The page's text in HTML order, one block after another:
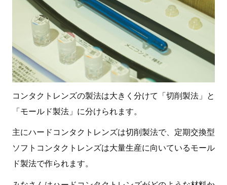
コンタクトレンズの製法は大きく分けて「切削製法」と
「モールド製法」に分けられます。
主にハードコンタクトレンズは切削製法で、定期交換型
ソフトコンタクトレンズは大量生産に向いているモール
ド製法で作られます。